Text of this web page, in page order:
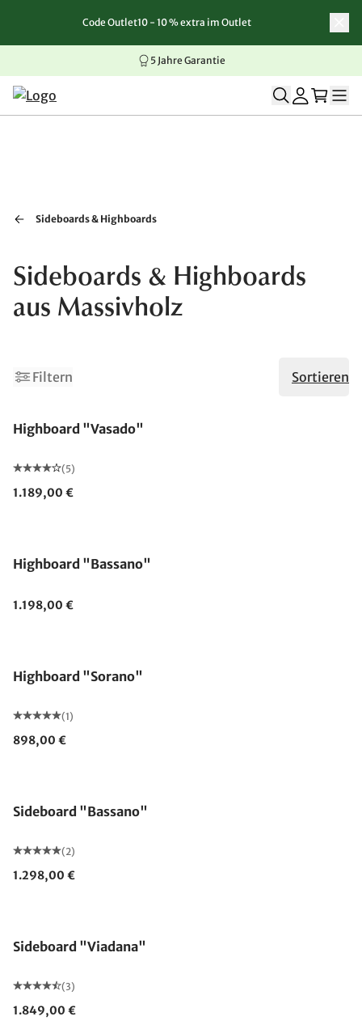
Zum Inhalt springen
Zur Navigation springen
Zum Seitenende springen
Code Outlet10 - 10 % extra im Outlet
5 Jahre Garantie
Sideboards & Highboards
Sideboards & Highboards
aus Massivholz
Filtern Sortieren
Highboard "Vasado"
(5)
1.189,00 €
Highboard "Bassano"
1.198,00 €
Highboard "Sorano"
(1)
898,00 €
Sideboard "Bassano"
(2)
1.298,00 €
Sideboard "Viadana"
(3)
1.849,00 €
2